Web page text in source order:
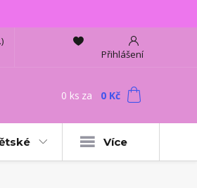
Přihlášení
0 ks za 0 Kč
Více